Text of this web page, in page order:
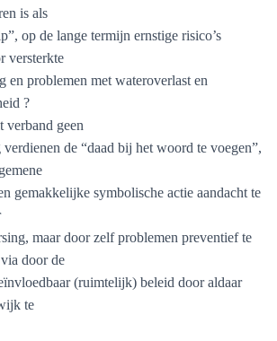
is als
op de lange termijn ernstige risico’s
versterkte
en problemen met wateroverlast en
?
verband geen
verdienen de “daad bij het woord te voegen”,
gemakkelijke symbolische actie aandacht te
maar door zelf problemen preventief te
door de
(ruimtelijk) beleid door aldaar
te